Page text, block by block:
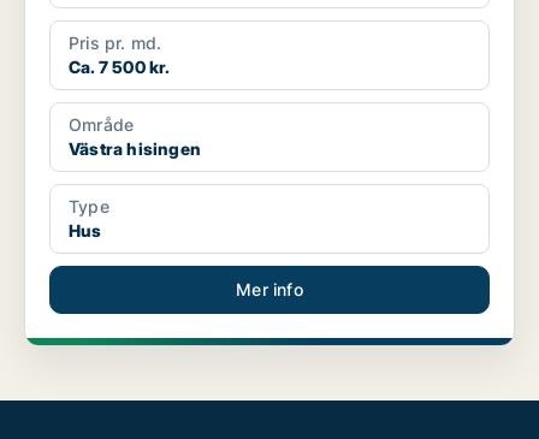
Pris pr. md.
Ca. 7 500 kr.
Område
Västra hisingen
Type
Hus
Mer info